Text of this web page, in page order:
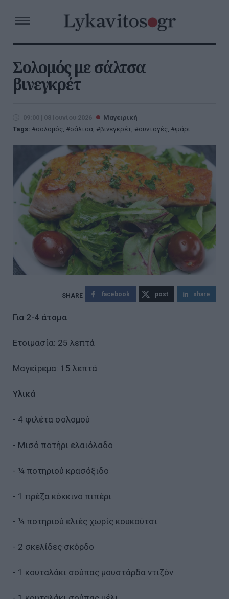
Σολομός με σάλτσα
βινεγκρέτ
09:00 | 08 Ιουνίου 2026
Μαγειρική
Tags:
σολομός, σάλτσα, βινεγκρέτ, συνταγές, ψάρι
facebook post share
Για 2-4 άτομα
Ετοιμασία: 25 λεπτά
Μαγείρεμα: 15 λεπτά
Υλικά
- 4 φιλέτα σολομού
- Μισό ποτήρι ελαιόλαδο
- ¼ ποτηριού κρασόξιδο
- 1 πρέζα κόκκινο πιπέρι
- ¼ ποτηριού ελιές χωρίς κουκούτσι
- 2 σκελίδες σκόρδο
- 1 κουταλάκι σούπας μουστάρδα ντιζόν